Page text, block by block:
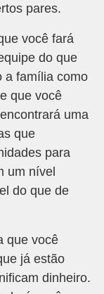
pares.
você fará
do que
a família como
que você
uma
que
para
um nível
do que de
que você
já estão
dinheiro.